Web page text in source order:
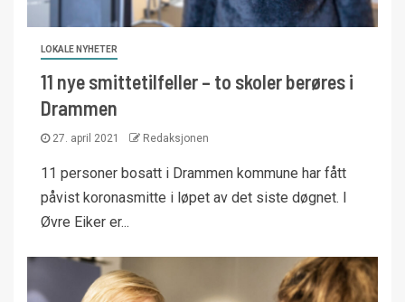
LOKALE NYHETER
11 nye smittetilfeller – to skoler berøres i
Drammen
27. april 2021 Redaksjonen
11 personer bosatt i Drammen kommune har fått
påvist koronasmitte i løpet av det siste døgnet. I
Øvre Eiker er...